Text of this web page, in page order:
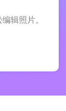
辑照片。